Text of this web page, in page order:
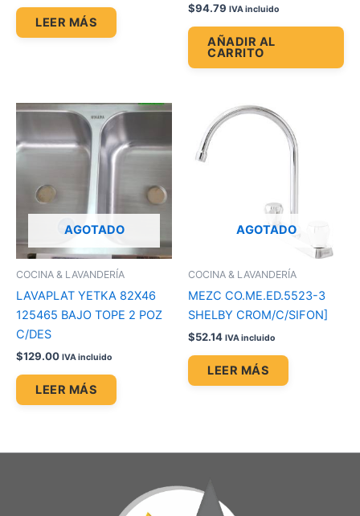
LEER MÁS
$94.79 IVA incluido
AÑADIR AL
CARRITO
AGOTADO
COCINA & LAVANDERÍA
LAVAPLAT YETKA 82X46
125465 BAJO TOPE 2 POZ
C/DES
$129.00 IVA incluido
LEER MÁS
AGOTADO
COCINA & LAVANDERÍA
MEZC CO.ME.ED.5523-3
SHELBY CROM/C/SIFON]
$52.14 IVA incluido
LEER MÁS